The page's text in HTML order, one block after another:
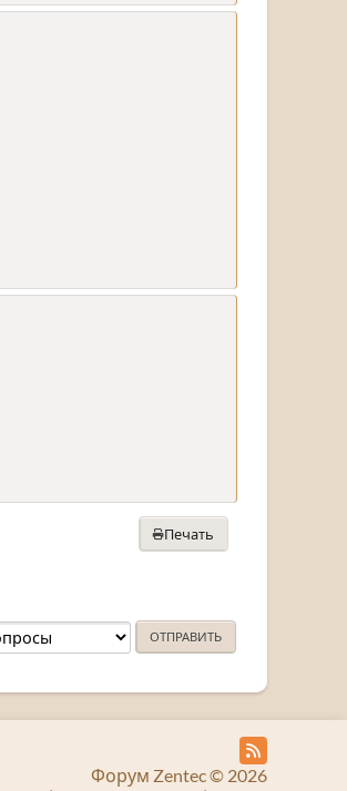
Печать
Форум Zentec © 2026